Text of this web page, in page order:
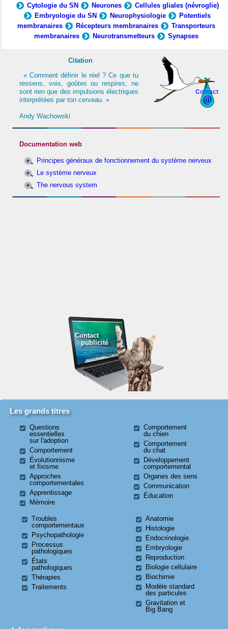
Cytologie du SN
Neurones
Cellules gliales (névroglie)
Embryologie du SN
Neurophysiologie
Potentiels
membranaires
Récepteurs membranaires
Transporteurs
membranaires
Neurotransmetteurs Synapses
Contact
Citation
« Comment définir le réel ? Ce que tu
ressens, vois, goûtes ou respires, ne
sont rien que des impulsions électriques
interprétées par ton cerveau. »
Andy Wachowski
Documentation web
Principes généraux de fonctionnement du système nerveux
Le système nerveux
The nervous system
Contact
publicité
Les grands titres
Questions
essentielles
sur l'adoption
Comportement
Évolutionnisme
et fixisme
Approches
comportementales
Apprentissage
Mémoire
Comportement
du chien
Comportement
du chat
Développement
comportemental
Organes des sens
Communication
Éducation
Troubles
comportementaux
Psychopathologie
Processus
pathologiques
États
pathologiques
Thérapies
Traitements
Anatomie
Histologie
Endocrinologie
Embryologie
Reproduction
Biologie cellulaire
Biochimie
Modèle standard
des particules
Gravitation et
Big Bang